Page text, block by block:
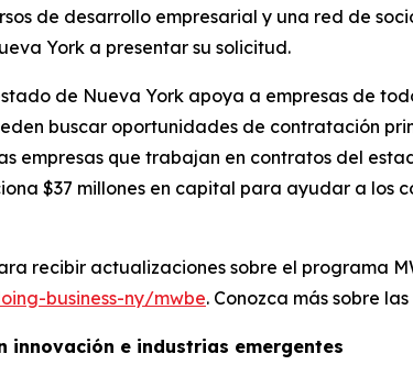
de desarrollo empresarial y una red de
York a presentar su solicitud.
de Nueva York apoya a empresas de
buscar oportunidades de contratación
empresas que trabajan en contratos del
$37 millones en capital para ayudar a
recibir actualizaciones sobre el programa
business-ny/mwbe. Conozca más sobre
innovación e industrias emergentes